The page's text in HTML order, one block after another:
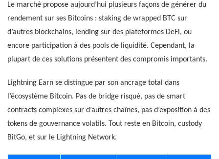
Le marché propose aujourd’hui plusieurs façons de générer du
rendement sur ses Bitcoins : staking de wrapped BTC sur
d’autres blockchains, lending sur des plateformes DeFi, ou
encore participation à des pools de liquidité. Cependant, la
plupart de ces solutions présentent des compromis importants.
Lightning Earn se distingue par son ancrage total dans
l’écosystème Bitcoin. Pas de bridge risqué, pas de smart
contracts complexes sur d’autres chaînes, pas d’exposition à des
tokens de gouvernance volatils. Tout reste en Bitcoin, custody
BitGo, et sur le Lightning Network.